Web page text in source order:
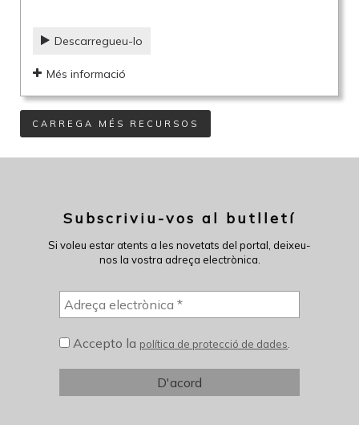
Descarregueu-lo
Més informació
CARREGA MÉS RECURSOS
Subscriviu-vos al butlletí
Si voleu estar atents a les novetats del portal, deixeu-
nos la vostra adreça electrònica.
Accepto la política de protecció de dades.